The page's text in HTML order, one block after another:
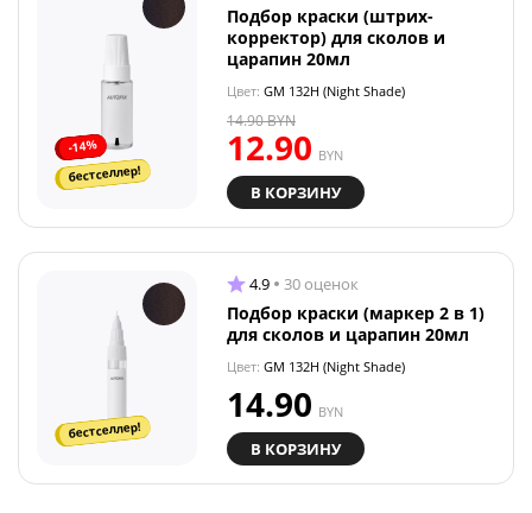
-14%
бестселлер!
Подбор краски (штрих-
корректор) для сколов и
царапин 20мл
Цвет: GM 132H (Night Shade)
12.90 BYN
14.90BYN
В КОРЗИНУ
бестселлер!
4.9 30 оценок
Подбор краски (маркер 2 в 1)
для сколов и царапин 20мл
Цвет: GM 132H (Night Shade)
14.90 BYN
В КОРЗИНУ